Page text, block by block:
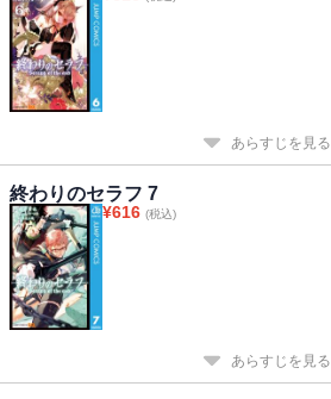
あらすじを見る
終わりのセラフ 7
¥616 (税込)
あらすじを見る